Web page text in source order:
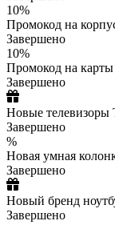
10%
Промокод на
Завершено
10%
Промокод на карты
Завершено
Новые
Завершено
%
Новая умная
Завершено
Новый бренд
Завершено